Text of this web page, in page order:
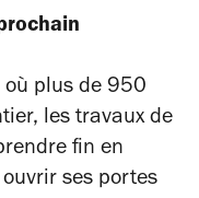
où plus de 950
les travaux de
fin en
ses portes